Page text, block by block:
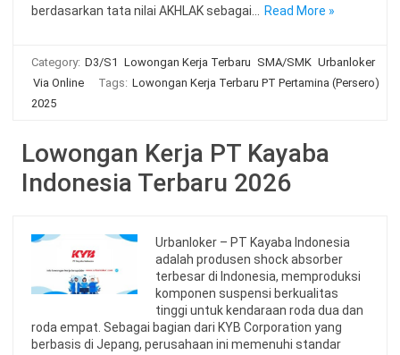
berdasarkan tata nilai AKHLAK sebagai…
Read More »
Category: D3/S1 Lowongan Kerja Terbaru SMA/SMK Urbanloker
Via Online
Tags: Lowongan Kerja Terbaru PT Pertamina (Persero)
2025
Lowongan Kerja PT Kayaba
Indonesia Terbaru 2026
Urbanloker – PT Kayaba Indonesia
adalah produsen shock absorber
terbesar di Indonesia, memproduksi
komponen suspensi berkualitas
tinggi untuk kendaraan roda dua dan
roda empat. Sebagai bagian dari KYB Corporation yang
berbasis di Jepang, perusahaan ini memenuhi standar